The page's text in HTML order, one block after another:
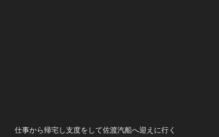
仕事から帰宅し支度をして佐渡汽船へ迎えに行く